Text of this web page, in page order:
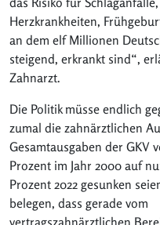
Herzkrankheiten,
an dem elf Millionen
steigend, erkrankt sind“,
Zahnarzt.
Die Politik müsse endlich
zumal die zahnärztlichen
Gesamtausgaben der GKV
Prozent im Jahr 2000 auf
Prozent 2022 gesunken
belegen, dass gerade vom